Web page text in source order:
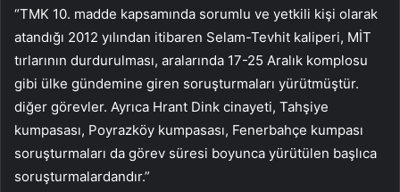
“TMK 10. madde kapsamında sorumlu ve yetkili kişi olarak
atandığı 2012 yılından itibaren Selam-Tevhit kaliperi, MİT
tırlarının durdurulması, aralarında 17-25 Aralık komplosu
gibi ülke gündemine giren soruşturmaları yürütmüştür.
diğer görevler. Ayrıca Hrant Dink cinayeti, Tahşiye
kumpasası, Poyrazköy kumpasası, Fenerbahçe kumpası
soruşturmaları da görev süresi boyunca yürütülen başlıca
soruşturmalardandır.”